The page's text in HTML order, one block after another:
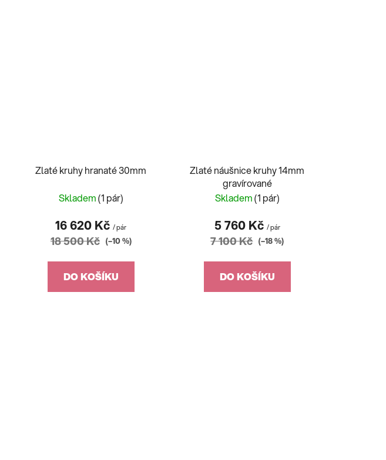
Zlaté kruhy hranaté 30mm
Skladem(1 pár)
16 620 Kč/ pár
18 500 Kč (–10 %)
DO KOŠÍKU
Zlaté náušnice kruhy 14mm
gravírované
Skladem(1 pár)
5 760 Kč / pár
7 100 Kč (–18 %)
DO KOŠÍKU